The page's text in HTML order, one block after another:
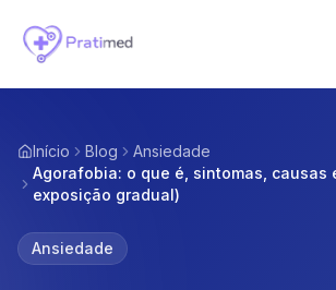
Início Blog
Ansiedade
Agorafobia: o que é, sintomas, causas
exposição gradual)
Ansiedade